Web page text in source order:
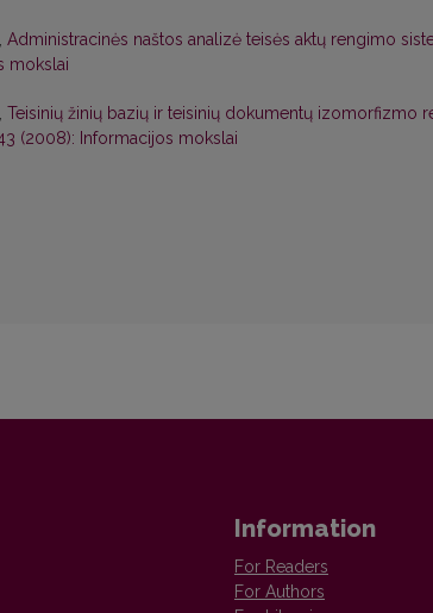
Administracinės naštos analizė teisės aktų rengimo
mokslai
Teisinių žinių bazių ir teisinių dokumentų izomorfizmo
(2008): Informacijos mokslai
Information
For Readers
For Authors